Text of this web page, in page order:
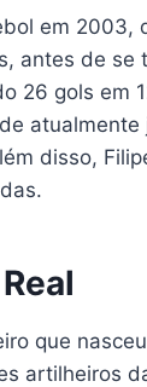
em 2003,
antes de
26 gols em
disso,
que
artilheiros